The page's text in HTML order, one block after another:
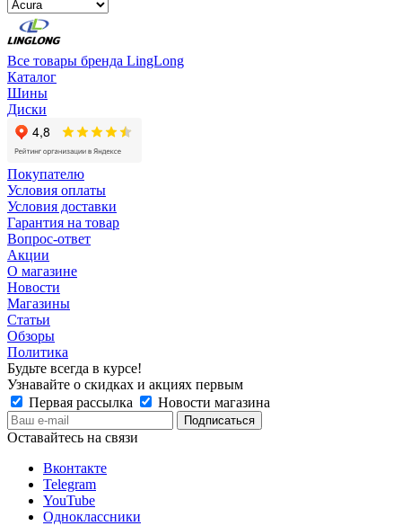
Все товары бренда LingLong
Каталог
Шины
Диски
Покупателю
Условия оплаты
Условия доставки
Гарантия на товар
Вопрос-ответ
Акции
О магазине
Новости
Магазины
Статьи
Обзоры
Политика
Будьте всегда в курсе!
Узнавайте о скидках и акциях первым
Первая рассылка
Новости магазина
Оставайтесь на связи
Вконтакте
Telegram
YouTube
Одноклассники